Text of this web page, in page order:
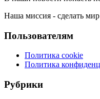
Наша миссия - сделать
Пользователям
Политика cookie
Политика
Рубрики